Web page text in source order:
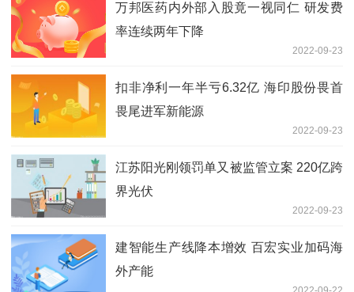
万邦医药内外部入股竟一视同仁 研发费
率连续两年下降
2022-09-23
扣非净利一年半亏6.32亿 海印股份畏首
畏尾进军新能源
2022-09-23
江苏阳光刚领罚单又被监管立案 220亿跨
界光伏
2022-09-23
建智能生产线降本增效 百宏实业加码海
外产能